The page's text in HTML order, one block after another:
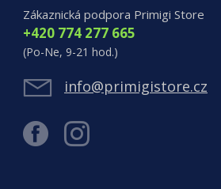
Zákaznická podpora Primigi Store
+420 774 277 665
(Po-Ne, 9-21 hod.)
info@primigistore.cz